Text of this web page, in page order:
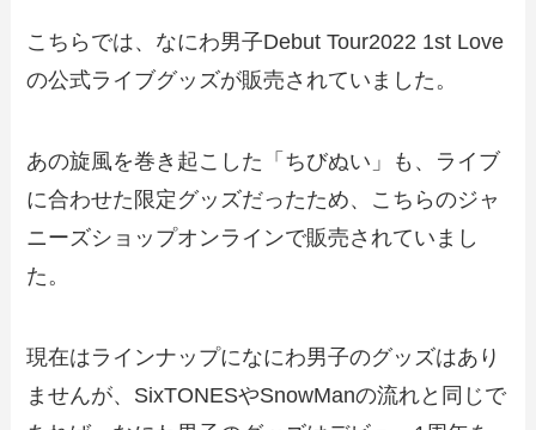
こちらでは、なにわ男子Debut Tour2022 1st Love
の公式ライブグッズが販売されていました。
あの旋風を巻き起こした「ちびぬい」も、ライブ
に合わせた限定グッズだったため、こちらのジャ
ニーズショップオンラインで販売されていまし
た。
現在はラインナップになにわ男子のグッズはあり
ませんが、SixTONESやSnowManの流れと同じで